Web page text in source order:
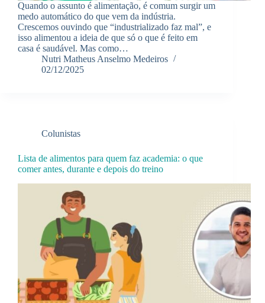
Quando o assunto é alimentação, é comum surgir um
medo automático do que vem da indústria.
Crescemos ouvindo que “industrializado faz mal”, e
isso alimentou a ideia de que só o que é feito em
casa é saudável. Mas como…
Nutri Matheus Anselmo Medeiros
02/12/2025
Colunistas
Lista de alimentos para quem faz academia: o que
comer antes, durante e depois do treino